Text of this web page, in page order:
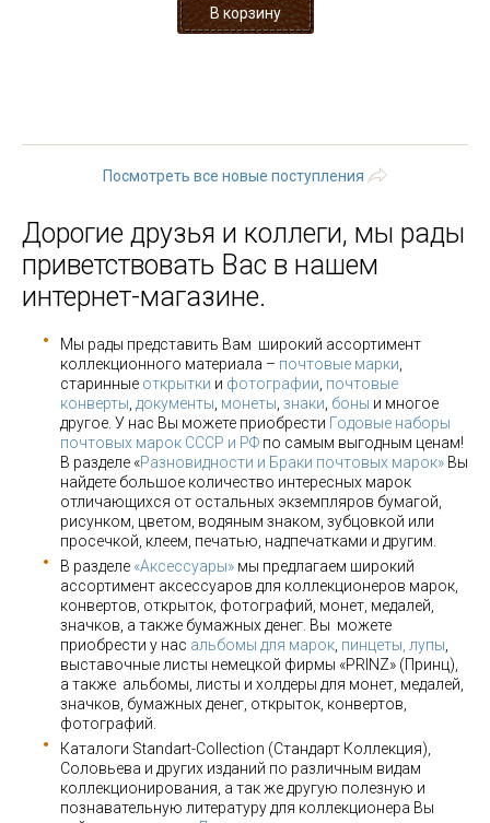
Посмотреть все новые поступления
Дорогие друзья и коллеги, мы рады
приветствовать Вас в нашем
интернет-магазине.
Мы рады представить Вам широкий ассортимент
коллекционного материала – почтовые марки
старинные открытки и фотографии почтовые
конверты документы монеты знаки боны и многое
другое. У нас Вы можете приобрести Годовые наборы
почтовых марок СССР и РФ по самым выгодным ценам!
В разделе «Разновидности и Браки почтовых марок» Вы
найдете большое количество интересных марок
отличающихся от остальных экземпляров бумагой,
рисунком, цветом, водяным знаком, зубцовкой или
просечкой, клеем, печатью, надпечатками и другим.
В разделе «Аксессуары» мы предлагаем широкий
ассортимент аксессуаров для коллекционеров марок,
конвертов, открыток, фотографий, монет, медалей,
значков, а также бумажных денег. Вы можете
приобрести у нас альбомы для марок пинцеты, лупы
выставочные листы немецкой фирмы «PRINZ» (Принц),
а также альбомы, листы и холдеры для монет, медалей,
значков, бумажных денег, открыток, конвертов,
фотографий.
Каталоги Standart-Collection (Стандарт Коллекция),
Соловьева и других изданий по различным видам
коллекционирования, а так же другую полезную и
познавательную литературу для коллекционера Вы